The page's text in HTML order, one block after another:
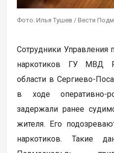
Фото: Илья Тушев / Вести
Сотрудники Управления
наркотиков ГУ МВД
области в Сергиево-
в ходе оперативно-
задержали ранее
жителя. Его
наркотиков. Такие